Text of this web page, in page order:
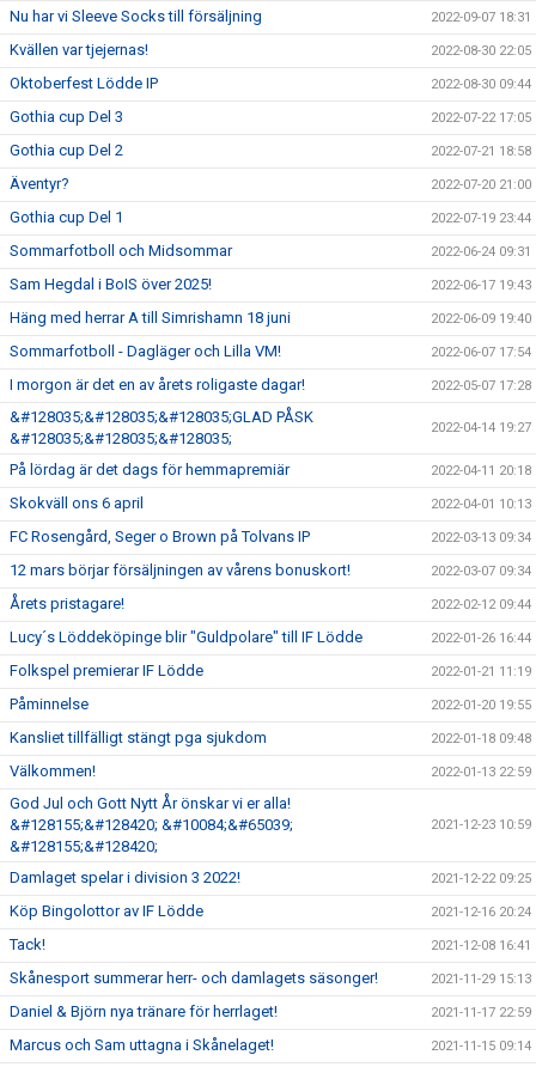
Nu har vi Sleeve Socks till försäljning 2022-09-07 18:31
Kvällen var tjejernas! 2022-08-30 22:05
Oktoberfest Lödde IP 2022-08-30 09:44
Gothia cup Del 3 2022-07-22 17:05
Gothia cup Del 2 2022-07-21 18:58
Äventyr? 2022-07-20 21:00
Gothia cup Del 1 2022-07-19 23:44
Sommarfotboll och Midsommar 2022-06-24 09:31
Sam Hegdal i BoIS över 2025! 2022-06-17 19:43
Häng med herrar A till Simrishamn 18 juni 2022-06-09 19:40
Sommarfotboll - Dagläger och Lilla VM! 2022-06-07 17:54
I morgon är det en av årets roligaste dagar! 2022-05-07 17:28
&#128035;&#128035;&#128035;GLAD PÅSK
&#128035;&#128035;&#128035;
2022-04-14 19:27
På lördag är det dags för hemmapremiär 2022-04-11 20:18
Skokväll ons 6 april 2022-04-01 10:13
FC Rosengård, Seger o Brown på Tolvans IP 2022-03-13 09:34
12 mars börjar försäljningen av vårens bonuskort! 2022-03-07 09:34
Årets pristagare! 2022-02-12 09:44
Lucy´s Löddeköpinge blir "Guldpolare" till IF Lödde 2022-01-26 16:44
Folkspel premierar IF Lödde 2022-01-21 11:19
Påminnelse 2022-01-20 19:55
Kansliet tillfälligt stängt pga sjukdom 2022-01-18 09:48
Välkommen! 2022-01-13 22:59
God Jul och Gott Nytt År önskar vi er alla!
&#128155;&#128420; &#10084;&#65039;
&#128155;&#128420;
2021-12-23 10:59
Damlaget spelar i division 3 2022! 2021-12-22 09:25
Köp Bingolottor av IF Lödde 2021-12-16 20:24
Tack! 2021-12-08 16:41
Skånesport summerar herr- och damlagets säsonger! 2021-11-29 15:13
Daniel & Björn nya tränare för herrlaget! 2021-11-17 22:59
Marcus och Sam uttagna i Skånelaget! 2021-11-15 09:14